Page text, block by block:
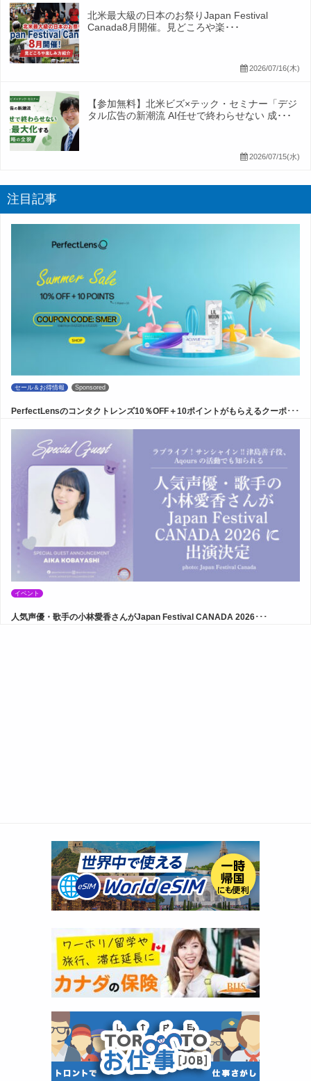
北米最大級の日本のお祭りJapan Festival
Canada8月開催。見どころや楽･･･
2026/07/16(木)
【参加無料】北米ビズ×テック・セミナー「デジ
タル広告の新潮流 AI任せで終わらせない 成･･･
2026/07/15(水)
注目記事
セール＆お得情報 Sponsored
PerfectLensのコンタクトレンズ10％OFF＋10ポイントがもらえるクーポ･･･
イベント
人気声優・歌手の小林愛香さんがJapan Festival CANADA 2026･･･